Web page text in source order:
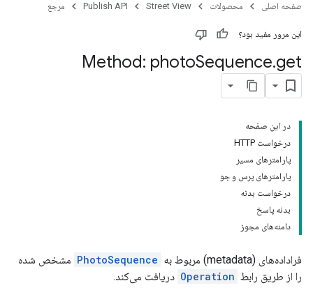
صفحه اصلی محصولات Street View
Publish API مرجع
این مرور مفید بود؟
Method: photoSequence.get
در این صفحه
درخواست HTTP
پارامترهای مسیر
پارامترهای پرس و جو
درخواست بدنه
بدنه پاسخ
دامنه‌های مجوز
فراداده‌های (metadata) مربوط به PhotoSequence مشخص شده
را از طریق رابط Operation دریافت می‌کند.